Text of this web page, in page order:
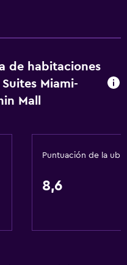
(pueden aplicar cargos
de habitaciones
Miami-
Mall
Puntuación de la
8,6